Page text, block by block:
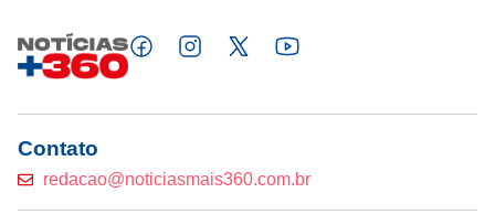
Contato
redacao@noticiasmais360.com.br